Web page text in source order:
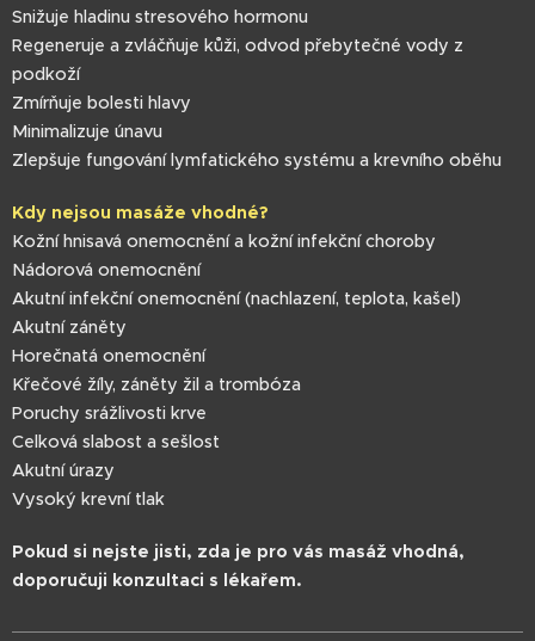
Snižuje hladinu stresového hormonu
Regeneruje a zvláčňuje kůži, odvod přebytečné vody z
podkoží
Zmírňuje bolesti hlavy
Minimalizuje únavu
Zlepšuje fungování lymfatického systému a krevního oběhu
Kdy nejsou masáže vhodné?
Kožní hnisavá onemocnění a kožní infekční choroby
Nádorová onemocnění
Akutní infekční onemocnění (nachlazení, teplota, kašel)
Akutní záněty
Horečnatá onemocnění
Křečové žíly, záněty žil a trombóza
Poruchy srážlivosti krve
Celková slabost a sešlost
Akutní úrazy
Vysoký krevní tlak
Pokud si nejste jisti, zda je pro vás masáž vhodná,
doporučuji konzultaci s lékařem.